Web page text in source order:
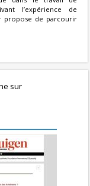
l’expérience de
propose de parcourir
sur